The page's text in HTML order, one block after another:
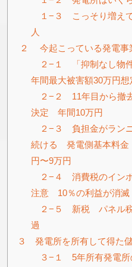
１−３ こっそり増え
人
２ 今起こっている発電事
２−１ 「抑制なし物
年間最大被害額30万円想
２−２ 11年目から撤
決定 年間10万円
２−３ 負担金がラン
続ける 発電側基本料
円〜9万円
２−４ 消費税のイン
注意 10％の利益が消滅
２−５ 新税 パネル税
過
３ 発電所を所有して得た
３−１ 5年所有発電所